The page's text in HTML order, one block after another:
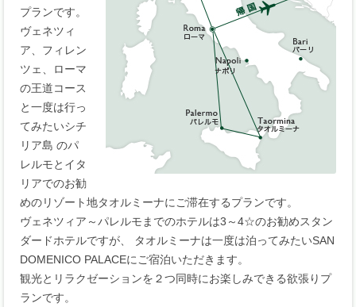
プランです。
ヴェネツィ
ア、フィレン
ツェ、ローマ
の王道コース
と一度は行っ
てみたいシチ
リア島 のパ
レルモとイタ
リアでのお勧
めのリゾート地タオルミーナにご滞在するプランです。
ヴェネツィア～パレルモまでのホテルは3～4☆のお勧めスタン
ダードホテルですが、 タオルミーナは一度は泊ってみたいSAN
DOMENICO PALACEにご宿泊いただきます。
観光とリラクゼーションを２つ同時にお楽しみできる欲張りプ
ランです。